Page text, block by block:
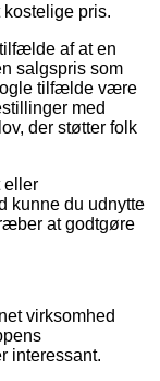
pris.
af at en
salgspris som
tilfælde være
med
der støtter folk
eller
kunne du udnytte
at godtgøre
virksomhed
interessant.